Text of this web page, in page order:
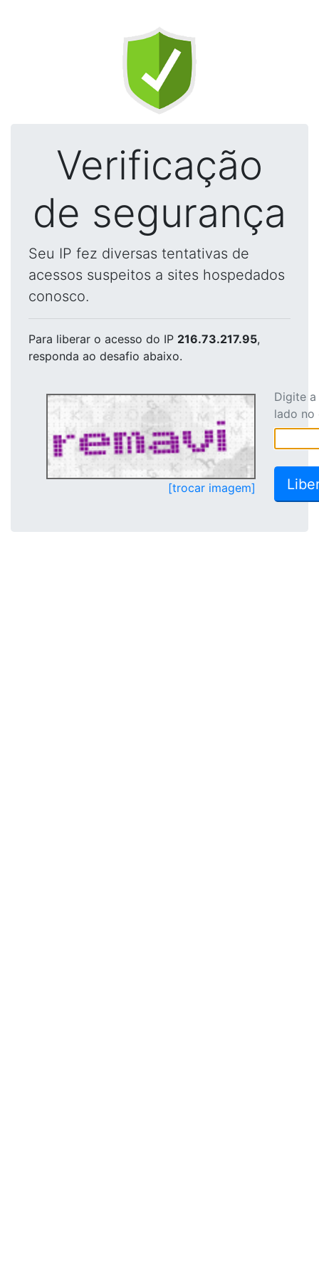
Verificação
de segurança
Seu IP fez diversas tentativas de
acessos suspeitos a sites hospedados
conosco.
Para liberar o acesso do IP 216.73.217.95,
responda ao desafio abaixo.
[trocar imagem]
Digite
lado no